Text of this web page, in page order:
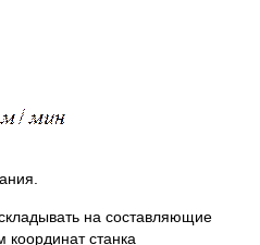
на составляющие
станка